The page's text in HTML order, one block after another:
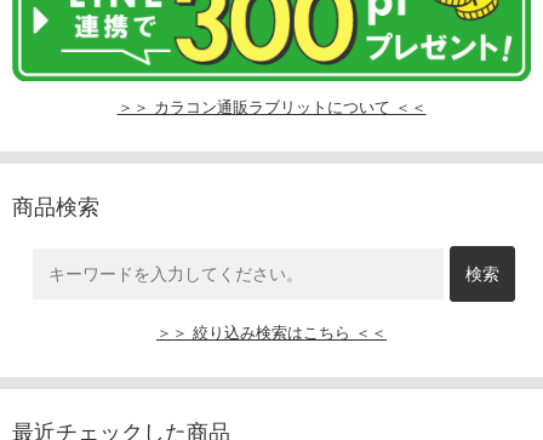
＞＞ カラコン通販ラブリットについて ＜＜
商品検索
＞＞ 絞り込み検索はこちら ＜＜
最近チェックした商品